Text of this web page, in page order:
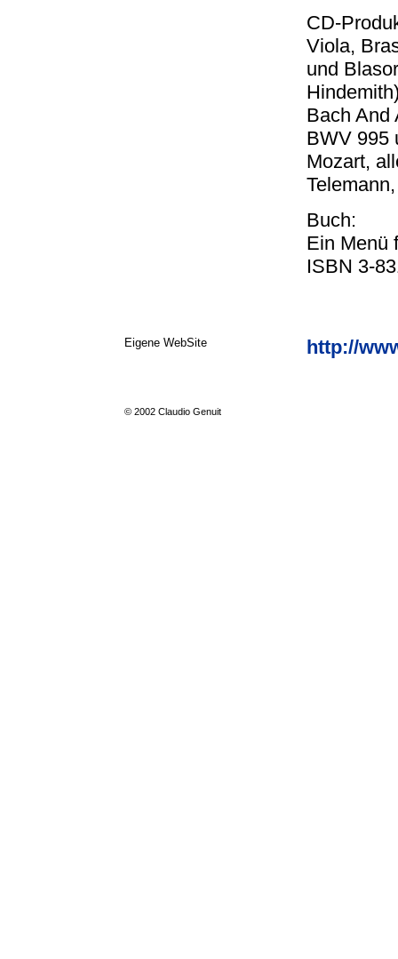
CD-
Viola,
und
Bach And
BWV 995
Mozart,
Buch:
Ein Menü
ISBN 3-
Eigene WebSite http://
© 2002 Claudio Genuit